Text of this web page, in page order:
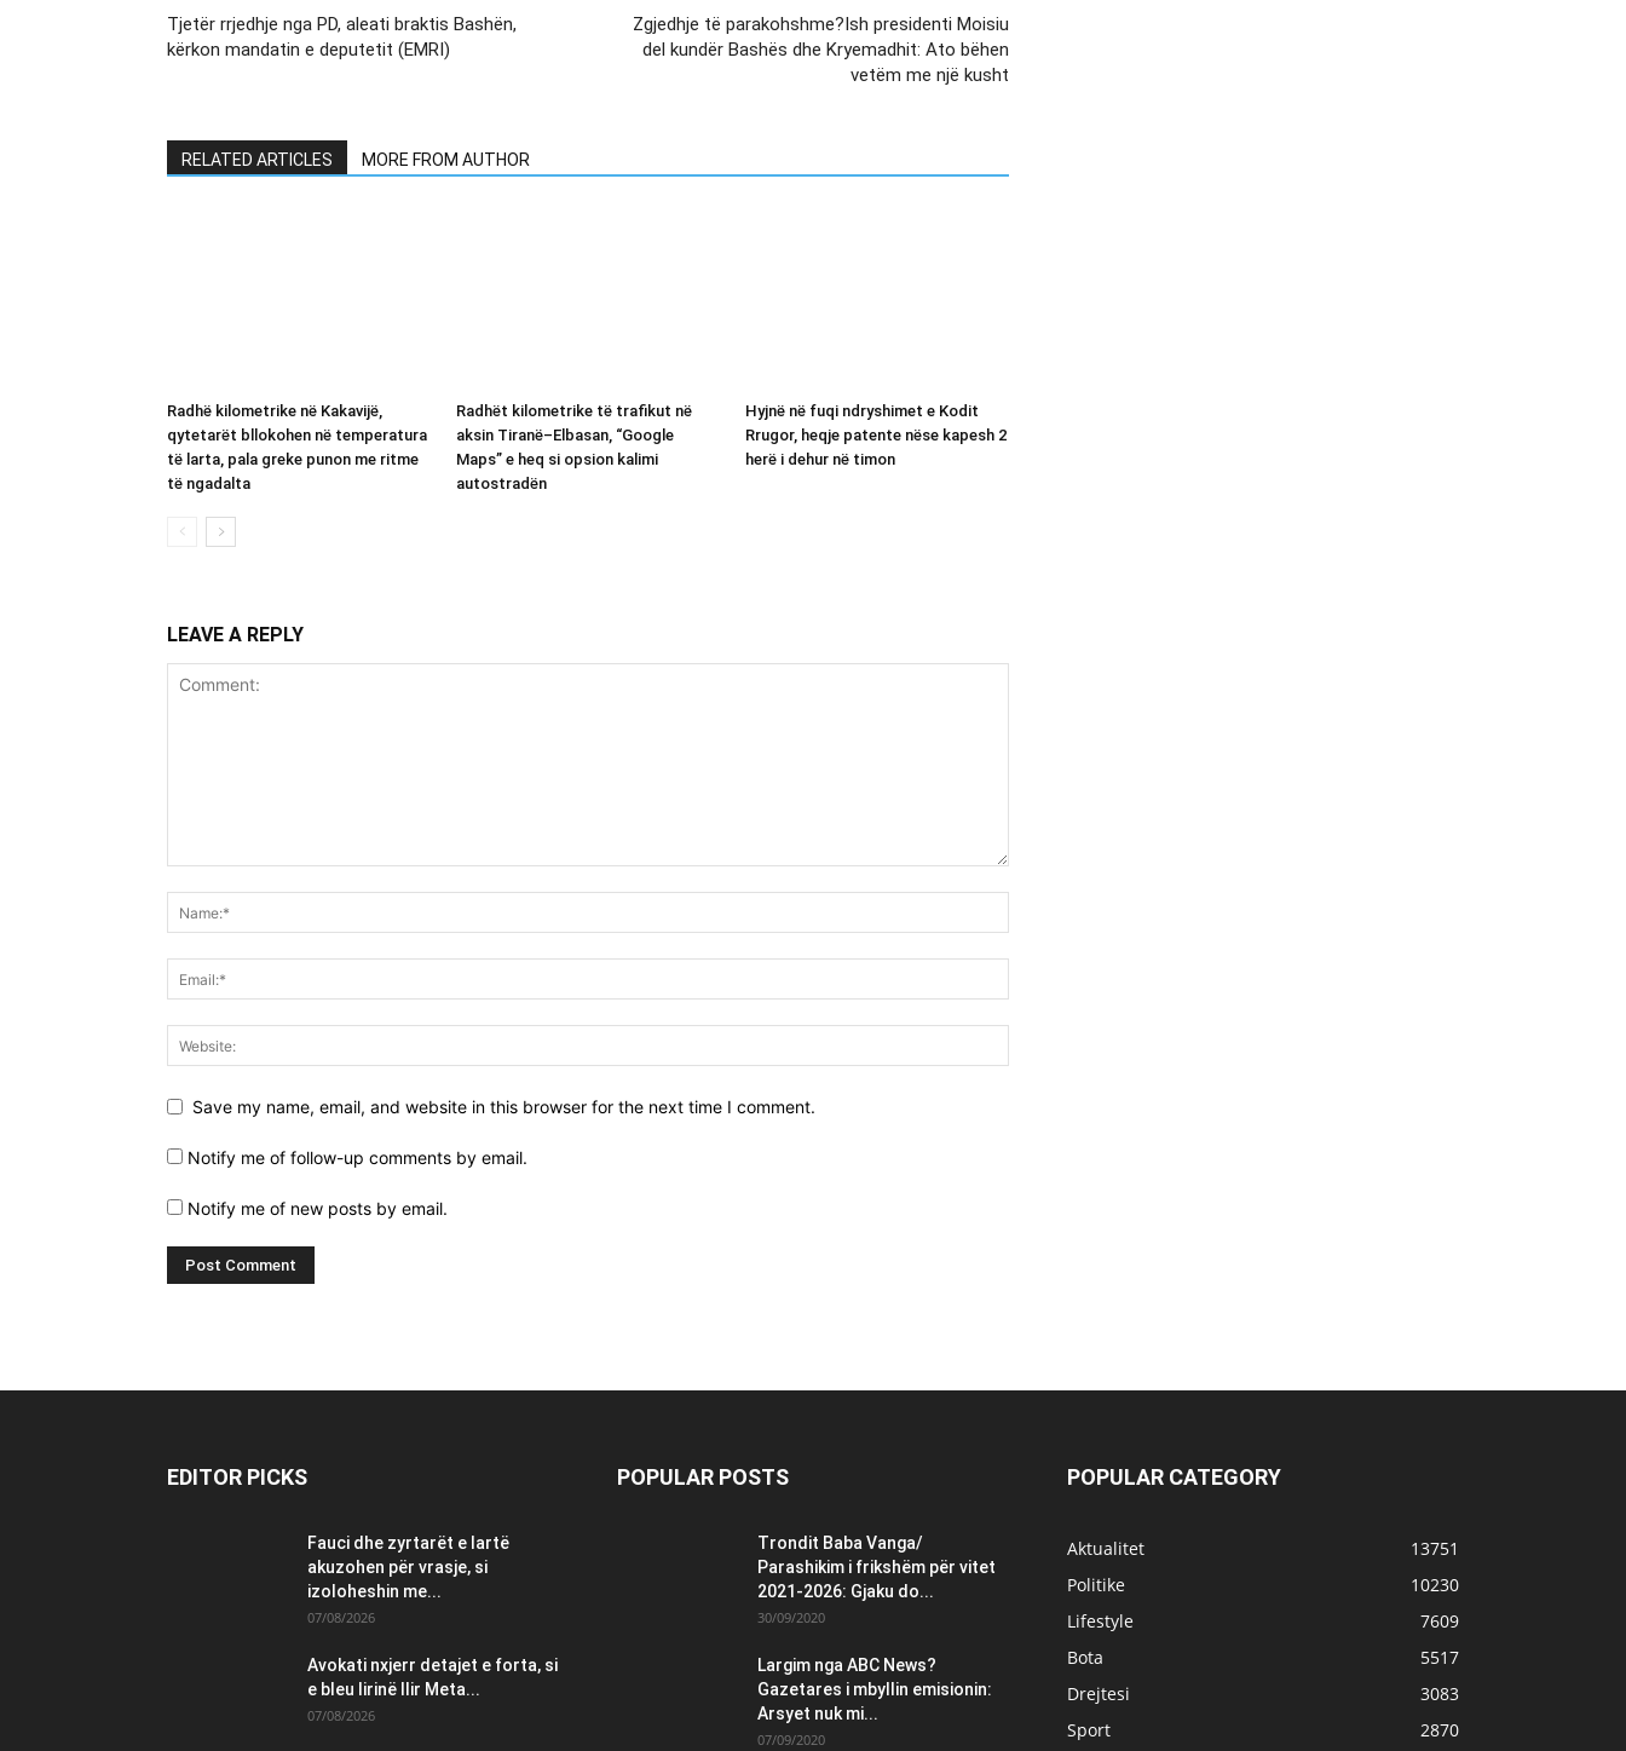
Tjetër rrjedhje nga PD, aleati braktis Bashën,
kërkon mandatin e deputetit (EMRI)
Zgjedhje të parakohshme?Ish presidenti Moisiu
del kundër Bashës dhe Kryemadhit: Ato bëhen
vetëm me një kusht
RELATED ARTICLES MORE FROM AUTHOR
Radhë kilometrike në Kakavijë,
qytetarët bllokohen në temperatura
të larta, pala greke punon me ritme
të ngadalta
Radhët kilometrike të trafikut në
aksin Tiranë–Elbasan, “Google
Maps” e heq si opsion kalimi
autostradën
Hyjnë në fuqi ndryshimet e Kodit
Rrugor, heqje patente nëse kapesh 2
herë i dehur në timon
LEAVE A REPLY
Save my name, email, and website in this browser for the next time I comment.
Notify me of follow-up comments by email.
Notify me of new posts by email.
EDITOR PICKS
Fauci dhe zyrtarët e lartë
akuzohen për vrasje, si
izoloheshin me...
07/08/2026
Avokati nxjerr detajet e forta, si
e bleu lirinë Ilir Meta...
07/08/2026
POPULAR POSTS
Trondit Baba Vanga/
Parashikim i frikshëm për vitet
2021-2026: Gjaku do...
30/09/2020
Largim nga ABC News?
Gazetares i mbyllin emisionin:
Arsyet nuk mi...
07/09/2020
POPULAR CATEGORY
Aktualitet
13751
Politike
10230
Lifestyle
7609
Bota
5517
Drejtesi
3083
Sport
2870